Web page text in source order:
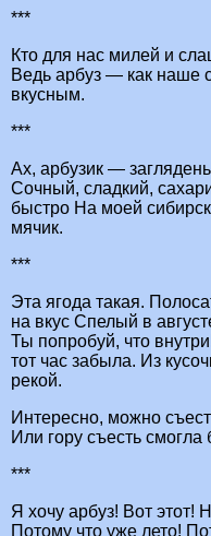
***
Кто для нас милей и
Ведь арбуз — как наше
вкусным.
***
Ах, арбузик —
Сочный, сладкий,
быстро На моей
мячик.
***
Эта ягода такая.
на вкус Спелый в
Ты попробуй, что
тот час забыла. Из
рекой.
Интересно, можно
Или гору съесть
***
Я хочу арбуз! Вот этот!
Потому что уже лето!